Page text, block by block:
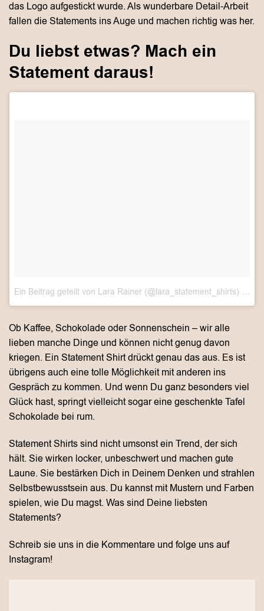
das Logo aufgestickt wurde. Als wunderbare Detail-Arbeit
fallen die Statements ins Auge und machen richtig was her.
Du liebst etwas? Mach ein
Statement daraus!
Ein Beitrag geteilt von Lara Rainer (@lara_statement_shirts)
Ob Kaffee, Schokolade oder Sonnenschein – wir alle
lieben manche Dinge und können nicht genug davon
kriegen. Ein Statement Shirt drückt genau das aus. Es ist
übrigens auch eine tolle Möglichkeit mit anderen ins
Gespräch zu kommen. Und wenn Du ganz besonders viel
Glück hast, springt vielleicht sogar eine geschenkte Tafel
Schokolade bei rum.
Statement Shirts sind nicht umsonst ein Trend, der sich
hält. Sie wirken locker, unbeschwert und machen gute
Laune. Sie bestärken Dich in Deinem Denken und strahlen
Selbstbewusstsein aus. Du kannst mit Mustern und Farben
spielen, wie Du magst. Was sind Deine liebsten
Statements?
Schreib sie uns in die Kommentare und folge uns auf
Instagram!